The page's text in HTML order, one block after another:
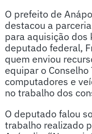
O prefeito de
destacou a
para aquisição dos
deputado federal,
quem enviou
equipar o
computadores e
no trabalho dos
O deputado falou
trabalho realizado